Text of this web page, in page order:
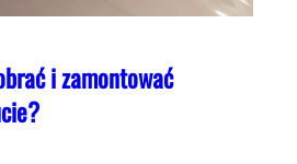
i zamontować